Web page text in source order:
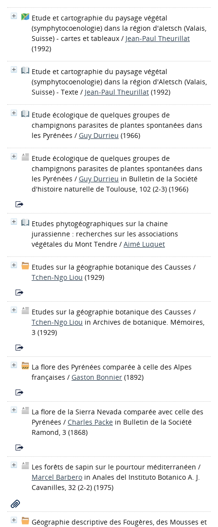
Etude et cartographie du paysage végétal
(symphytocoenologie) dans la région d'aletsch (Valais,
Suisse) - cartes et tableaux / Jean-Paul Theurillat
(1992)
Etude et cartographie du paysage végétal
(symphytocoenologie) dans la région d'Aletsch (Valais,
Suisse) - Texte / Jean-Paul Theurillat (1992)
Etude écologique de quelques groupes de
champignons parasites de plantes spontanées dans
les Pyrénées / Guy Durrieu (1966)
Etude écologique de quelques groupes de
champignons parasites de plantes spontanées dans
les Pyrénées / Guy Durrieu in Bulletin de la Société
d'histoire naturelle de Toulouse, 102 (2-3) (1966)
Etudes phytogéographiques sur la chaine
jurassienne : recherches sur les associations
végétales du Mont Tendre / Aimé Luquet
Etudes sur la géographie botanique des Causses /
Tchen-Ngo Liou (1929)
Etudes sur la géographie botanique des Causses /
Tchen-Ngo Liou in Archives de botanique. Mémoires,
3 (1929)
La flore des Pyrénées comparée à celle des Alpes
françaises / Gaston Bonnier (1892)
La flore de la Sierra Nevada comparée avec celle des
Pyrénées / Charles Packe in Bulletin de la Société
Ramond, 3 (1868)
Les forêts de sapin sur le pourtour méditerranéen /
Marcel Barbero in Anales del Instituto Botanico A. J.
Cavanilles, 32 (2-2) (1975)
Géographie descriptive des Fougères, des Mousses et